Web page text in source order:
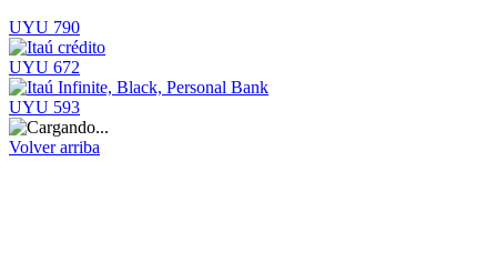
UYU 790
UYU 672
UYU 593
Volver arriba